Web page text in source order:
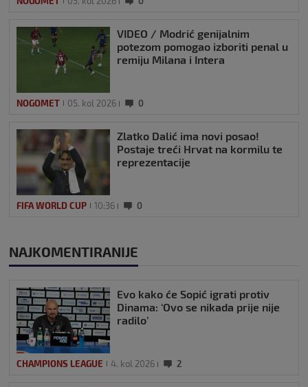
VIDEO / Modrić genijalnim
potezom pomogao izboriti penal u
remiju Milana i Intera
NOGOMET 05. kol 2026 0
Zlatko Dalić ima novi posao!
Postaje treći Hrvat na kormilu te
reprezentacije
FIFA WORLD CUP 10:36 0
NAJKOMENTIRANIJE
Evo kako će Sopić igrati protiv
Dinama: ‘Ovo se nikada prije nije
radilo’
CHAMPIONS LEAGUE 4. kol 2026 2